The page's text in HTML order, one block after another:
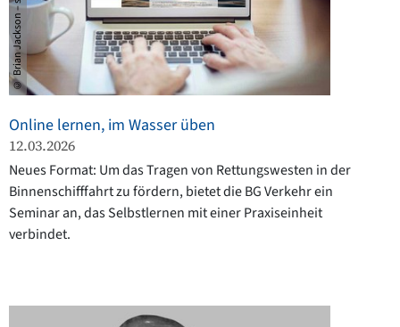
Online lernen, im Wasser üben
12.03.2026
Neues Format: Um das Tragen von Rettungswesten in der
Binnenschifffahrt zu fördern, bietet die BG Verkehr ein
Seminar an, das Selbstlernen mit einer Praxiseinheit
verbindet.